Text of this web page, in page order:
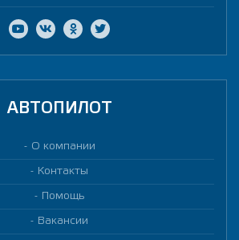
АВТОПИЛОТ
О компании
Контакты
Помощь
Вакансии